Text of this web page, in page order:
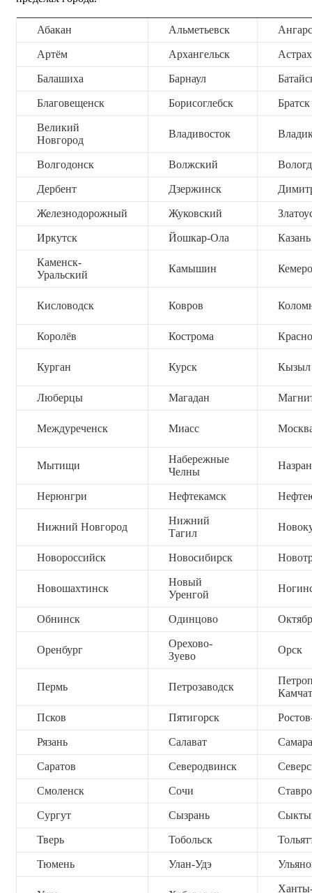
Абакан Альметьевск
Артём Архангельск
Балашиха Барнаул
Благовещенск Борисоглебск Братск
Великий
Новгород
Владивосток
Волгодонск Волжский
Дербент Дзержинск
Железнодорожный Жуковский
Иркутск Йошкар-Ола Казань
Каменск-
Уральский
Камышин
Кисловодск Ковров
Королёв Кострома
Курган Курск Кызыл
Люберцы Магадан
Междуреченск Миасс
Мытищи
Набережные
Челны
Нерюнгри Нефтекамск
Нижний Новгород
Нижний
Тагил
Новороссийск Новосибирск
Новошахтинск
Новый
Уренгой
Обнинск Одинцово
Оренбург
Орехово-
Зуево
Орск
Пермь Петрозаводск
Псков Пятигорск
Рязань Салават Самара
Саратов Северодвинск
Смоленск Сочи
Сургут Сызрань
Тверь Тобольск
Тюмень Улан-Удэ